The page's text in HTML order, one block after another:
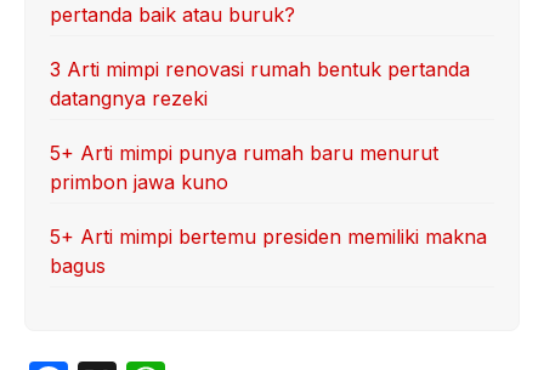
pertanda baik atau buruk?
3 Arti mimpi renovasi rumah bentuk pertanda
datangnya rezeki
5+ Arti mimpi punya rumah baru menurut
primbon jawa kuno
5+ Arti mimpi bertemu presiden memiliki makna
bagus